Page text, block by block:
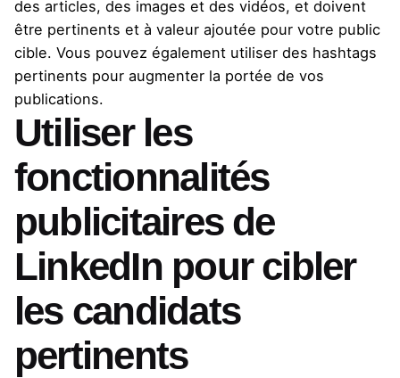
des articles, des images et des vidéos, et doivent
être pertinents et à valeur ajoutée pour votre public
cible. Vous pouvez également utiliser des hashtags
pertinents pour augmenter la portée de vos
publications.
Utiliser les
fonctionnalités
publicitaires de
LinkedIn pour cibler
les candidats
pertinents